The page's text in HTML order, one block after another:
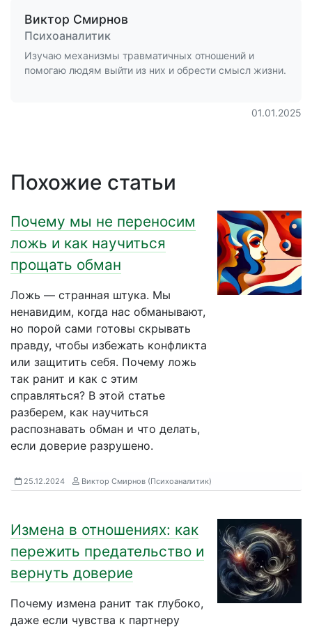
Виктор Смирнов
Психоаналитик
Изучаю механизмы травматичных отношений и
помогаю людям выйти из них и обрести смысл жизни.
01.01.2025
Похожие статьи
Почему мы не переносим
ложь и как научиться
прощать обман
Ложь — странная штука. Мы
ненавидим, когда нас обманывают,
но порой сами готовы скрывать
правду, чтобы избежать конфликта
или защитить себя. Почему ложь
так ранит и как с этим
справляться? В этой статье
разберем, как научиться
распознавать обман и что делать,
если доверие разрушено.
25.12.2024 Виктор Смирнов (Психоаналитик)
Измена в отношениях: как
пережить предательство и
вернуть доверие
Почему измена ранит так глубоко,
даже если чувства к партнеру